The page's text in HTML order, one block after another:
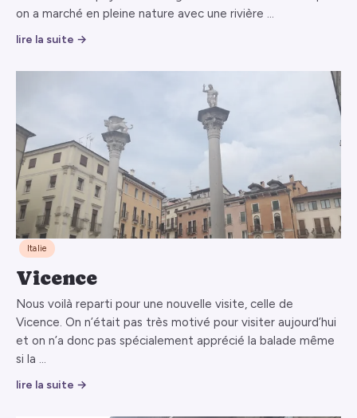
on a marché en pleine nature avec une rivière …
lire la suite →
Italie
Vicence
Nous voilà reparti pour une nouvelle visite, celle de
Vicence. On n’était pas très motivé pour visiter aujourd’hui
et on n’a donc pas spécialement apprécié la balade même
si la …
lire la suite →